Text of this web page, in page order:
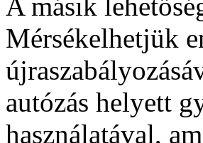
Mérsékelhetjük
autózás helyett
használatával,